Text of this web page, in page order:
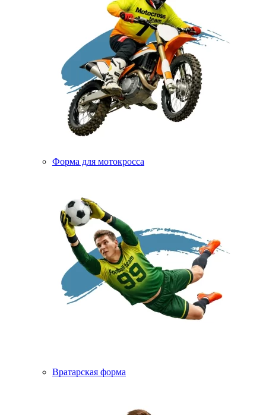
Форма для мотокросса
Вратарская форма